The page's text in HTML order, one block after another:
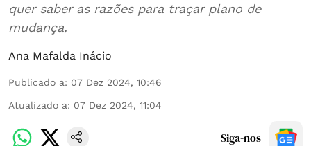
quer saber as razões para traçar plano de
mudança.
Ana Mafalda Inácio
Publicado a: 07 Dez 2024, 10:46
Atualizado a: 07 Dez 2024, 11:04
Siga-nos